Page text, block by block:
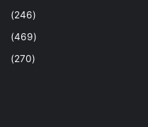
(246)
(469)
(270)